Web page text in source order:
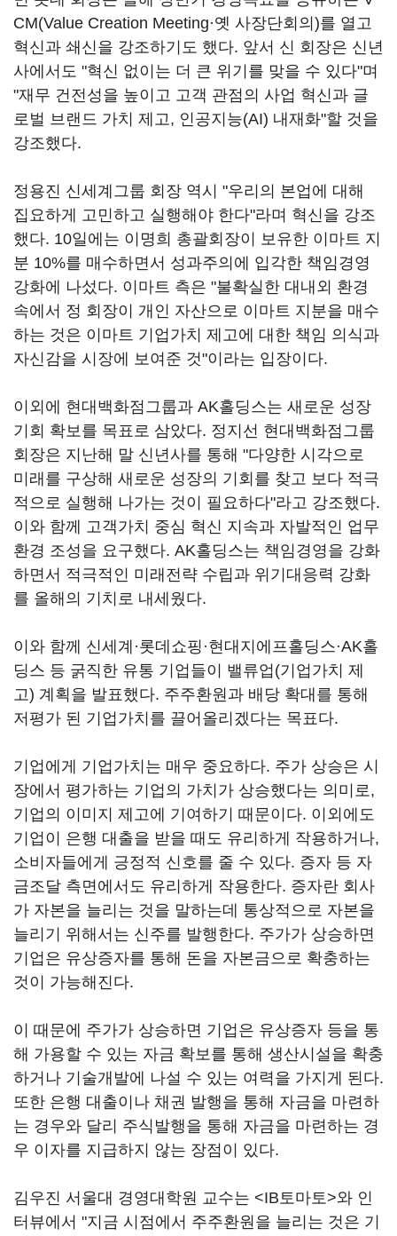
CM(Value Creation Meeting·옛 사장단회의)를 열고
혁신과 쇄신을 강조하기도 했다. 앞서 신 회장은 신년
사에서도 "혁신 없이는 더 큰 위기를 맞을 수 있다"며
"재무 건전성을 높이고 고객 관점의 사업 혁신과 글
로벌 브랜드 가치 제고, 인공지능(AI) 내재화"할 것을
강조했다.
정용진 신세계그룹 회장 역시 "우리의 본업에 대해
집요하게 고민하고 실행해야 한다"라며 혁신을 강조
했다. 10일에는 이명희 총괄회장이 보유한 이마트 지
분 10%를 매수하면서 성과주의에 입각한 책임경영
강화에 나섰다. 이마트 측은 "불확실한 대내외 환경
속에서 정 회장이 개인 자산으로 이마트 지분을 매수
하는 것은 이마트 기업가치 제고에 대한 책임 의식과
자신감을 시장에 보여준 것"이라는 입장이다.
이외에 현대백화점그룹과 AK홀딩스는 새로운 성장
기회 확보를 목표로 삼았다. 정지선 현대백화점그룹
회장은 지난해 말 신년사를 통해 "다양한 시각으로
미래를 구상해 새로운 성장의 기회를 찾고 보다 적극
적으로 실행해 나가는 것이 필요하다"라고 강조했다.
이와 함께 고객가치 중심 혁신 지속과 자발적인 업무
환경 조성을 요구했다. AK홀딩스는 책임경영을 강화
하면서 적극적인 미래전략 수립과 위기대응력 강화
를 올해의 기치로 내세웠다.
이와 함께 신세계·롯데쇼핑·현대지에프홀딩스·AK홀
딩스 등 굵직한 유통 기업들이 밸류업(기업가치 제
고) 계획을 발표했다. 주주환원과 배당 확대를 통해
저평가 된 기업가치를 끌어올리겠다는 목표다.
기업에게 기업가치는 매우 중요하다. 주가 상승은 시
장에서 평가하는 기업의 가치가 상승했다는 의미로,
기업의 이미지 제고에 기여하기 때문이다. 이외에도
기업이 은행 대출을 받을 때도 유리하게 작용하거나,
소비자들에게 긍정적 신호를 줄 수 있다. 증자 등 자
금조달 측면에서도 유리하게 작용한다. 증자란 회사
가 자본을 늘리는 것을 말하는데 통상적으로 자본을
늘리기 위해서는 신주를 발행한다. 주가가 상승하면
기업은 유상증자를 통해 돈을 자본금으로 확충하는
것이 가능해진다.
이 때문에 주가가 상승하면 기업은 유상증자 등을 통
해 가용할 수 있는 자금 확보를 통해 생산시설을 확충
하거나 기술개발에 나설 수 있는 여력을 가지게 된다.
또한 은행 대출이나 채권 발행을 통해 자금을 마련하
는 경우와 달리 주식발행을 통해 자금을 마련하는 경
우 이자를 지급하지 않는 장점이 있다.
김우진 서울대 경영대학원 교수는 <IB토마토>와 인
터뷰에서 "지금 시점에서 주주환원을 늘리는 것은 기